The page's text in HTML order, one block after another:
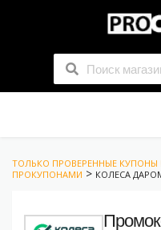
ТОЛЬКО ПРОВЕРЕННЫЕ
ПРОКУПОНАМИ > КОЛЕСА